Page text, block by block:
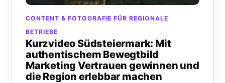
CONTENT & FOTOGRAFIE FÜR REGIONALE
BETRIEBE
Kurzvideo Südsteiermark: Mit
authentischem Bewegtbild
Marketing Vertrauen gewinnen und
die Region erlebbar machen